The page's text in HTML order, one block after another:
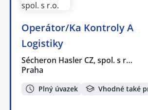
Operátor/Ka Kontroly A
Logistiky
Sécheron Hasler CZ, spol. s r…
Praha
Plný úvazek Vhodné také